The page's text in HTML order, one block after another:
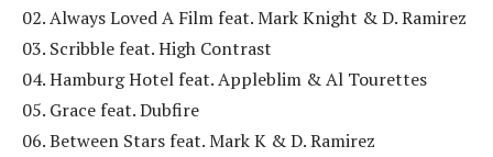
02. Always Loved A Film feat. Mark Knight & D. Ramirez
03. Scribble feat. High Contrast
04. Hamburg Hotel feat. Appleblim & Al Tourettes
05. Grace feat. Dubfire
06. Between Stars feat. Mark K & D. Ramirez